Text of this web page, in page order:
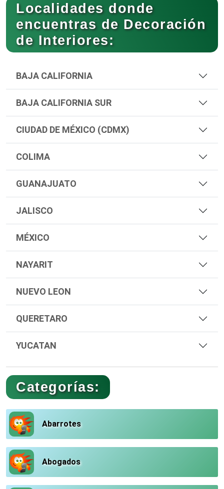
Localidades donde
encuentras de Decoración
de Interiores:
BAJA CALIFORNIA
BAJA CALIFORNIA SUR
CIUDAD DE MÉXICO (CDMX)
COLIMA
GUANAJUATO
JALISCO
MÉXICO
NAYARIT
NUEVO LEON
QUERETARO
YUCATAN
Categorías:
Abarrotes
Abogados